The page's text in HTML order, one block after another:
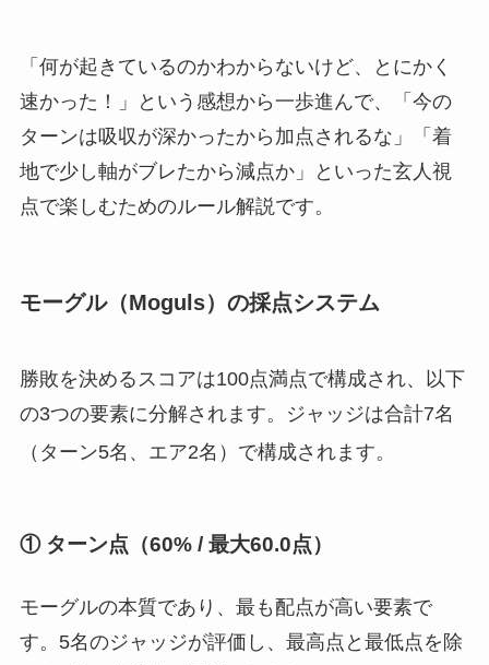
「何が起きているのかわからないけど、とにかく
速かった！」という感想から一歩進んで、「今の
ターンは吸収が深かったから加点されるな」「着
地で少し軸がブレたから減点か」といった玄人視
点で楽しむためのルール解説です。
モーグル（Moguls）の採点システム
勝敗を決めるスコアは100点満点で構成され、以下
の3つの要素に分解されます。ジャッジは合計7名
（ターン5名、エア2名）で構成されます。
① ターン点（60% / 最大60.0点）
モーグルの本質であり、最も配点が高い要素で
す。5名のジャッジが評価し、最高点と最低点を除